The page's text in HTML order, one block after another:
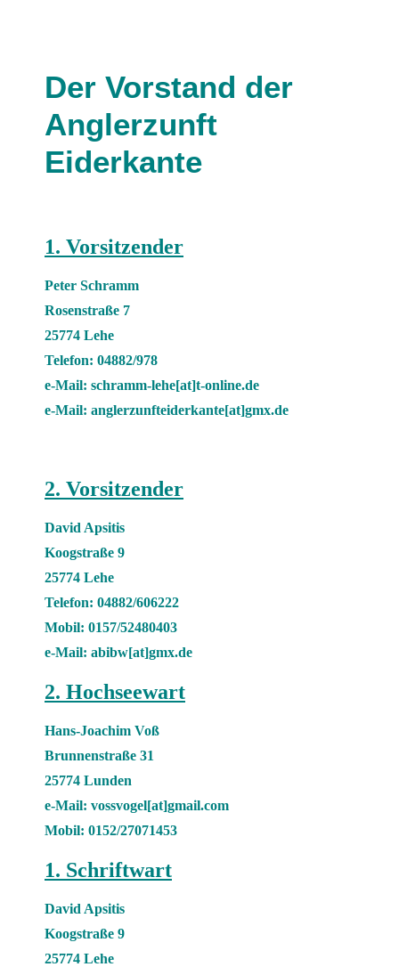
Der Vorstand der
Anglerzunft
Eiderkante
1. Vorsitzender
Peter Schramm
Rosenstraße 7
25774 Lehe
Telefon: 04882/978
e-Mail: schramm-lehe[at]t-online.de
e-Mail: anglerzunfteiderkante[at]gmx.de
2. Vorsitzender
David Apsitis
Koogstraße 9
25774 Lehe
Telefon: 04882/606222
Mobil: 0157/52480403
e-Mail: abibw[at]gmx.de
2. Hochseewart
Hans-Joachim Voß
Brunnenstraße 31
25774 Lunden
e-Mail: vossvogel[at]gmail.com
Mobil: 0152/27071453
1. Schriftwart
David Apsitis
Koogstraße 9
25774 Lehe